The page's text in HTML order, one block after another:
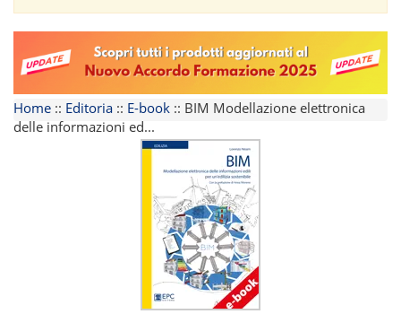
TEMATICHE
Home :: Editoria :: E-book :: BIM Modellazione elettronica
delle informazioni ed...